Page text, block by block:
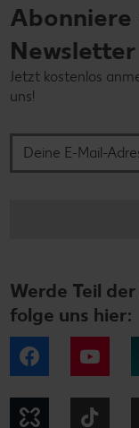
Abonniere
Newsletter
Jetzt kostenlos
uns!
Werde Teil
folge uns hier:
Facebook
Kununu